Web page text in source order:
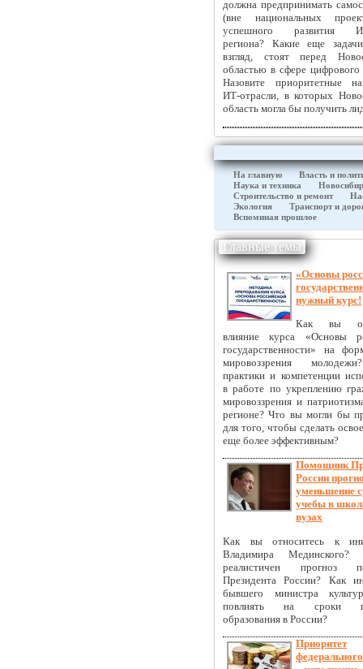
должна предпринимать
(вне национальных
успешного развития
региона? Какие еще
взгляд, стоят перед
областью в сфере цифрового
Назовите приоритетные
ИТ-отрасли, в которых
область могла бы получить
На главную
Власть и
Наука и техника
Строительство и ремонт
Экология
Транспорт и
Вспоминая прошлое
Главные темы
«Основы
нужный курс!
Как вы
влияние курса «Основы
государственности» на
мировоззрения
практики и компетенции
в работе по укреплению
мировоззрения и
регионе? Что вы могли бы
для того, чтобы сделать
еще более эффективным?
Помощник
России
уменьшение
учебы в
вузах
Как вы относитесь к
Владимира Мединского?
реалистичен прогноз
Президента России? Как
бывшего министра
повлиять на сроки
образования в России?
Приоритет